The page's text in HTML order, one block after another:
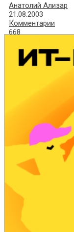
Анатолий Ализар
21.08.2003
Комментарии
668